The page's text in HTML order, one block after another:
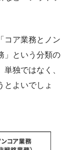
コア業務とノン
」という分類の
独ではなく、
とよいでしょ